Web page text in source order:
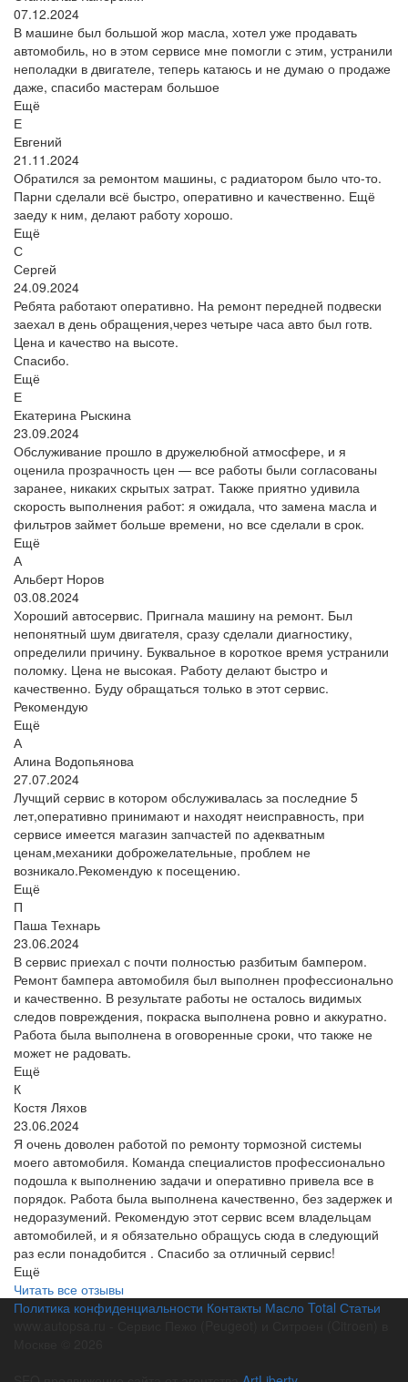
07.12.2024
В машине был большой жор масла, хотел уже продавать
автомобиль, но в этом сервисе мне помогли с этим, устранили
неполадки в двигателе, теперь катаюсь и не думаю о продаже
даже, спасибо мастерам большое
Ещё
Е
Евгений
21.11.2024
Обратился за ремонтом машины, с радиатором было что-то.
Парни сделали всё быстро, оперативно и качественно. Ещё
заеду к ним, делают работу хорошо.
Ещё
С
Сергей
24.09.2024
Ребята работают оперативно. На ремонт передней подвески
заехал в день обращения,через четыре часа авто был готв.
Цена и качество на высоте.
Спасибо.
Ещё
Е
Екатерина Рыскина
23.09.2024
Обслуживание прошло в дружелюбной атмосфере, и я
оценила прозрачность цен — все работы были согласованы
заранее, никаких скрытых затрат. Также приятно удивила
скорость выполнения работ: я ожидала, что замена масла и
фильтров займет больше времени, но все сделали в срок.
Ещё
А
Альберт Норов
03.08.2024
Хороший автосервис. Пригнала машину на ремонт. Был
непонятный шум двигателя, сразу сделали диагностику,
определили причину. Буквальное в короткое время устранили
поломку. Цена не высокая. Работу делают быстро и
качественно. Буду обращаться только в этот сервис.
Рекомендую
Ещё
А
Алина Водопьянова
27.07.2024
Лучщий сервис в котором обслуживалась за последние 5
лет,оперативно принимают и находят неисправность, при
сервисе имеется магазин запчастей по адекватным
ценам,механики доброжелательные, проблем не
возникало.Рекомендую к посещению.
Ещё
П
Паша Технарь
23.06.2024
В сервис приехал с почти полностью разбитым бампером.
Ремонт бампера автомобиля был выполнен профессионально
и качественно. В результате работы не осталось видимых
следов повреждения, покраска выполнена ровно и аккуратно.
Работа была выполнена в оговоренные сроки, что также не
может не радовать.
Ещё
К
Костя Ляхов
23.06.2024
Я очень доволен работой по ремонту тормозной системы
моего автомобиля. Команда специалистов профессионально
подошла к выполнению задачи и оперативно привела все в
порядок. Работа была выполнена качественно, без задержек и
недоразумений. Рекомендую этот сервис всем владельцам
автомобилей, и я обязательно обращусь сюда в следующий
раз если понадобится . Спасибо за отличный сервис!
Ещё
Читать все отзывы
Политика конфиденциальности Контакты Масло Total Статьи